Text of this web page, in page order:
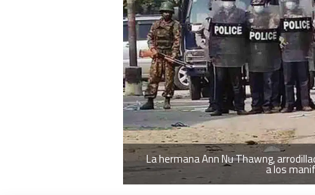
La hermana Ann Nu Thawng,
a los